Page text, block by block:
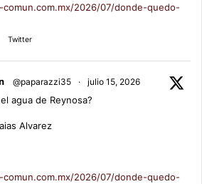
2026/07/donde-quedo-
Twitter
@paparazzi35 · julio 15, 2026
agua de Reynosa?
Alvarez
2026/07/donde-quedo-